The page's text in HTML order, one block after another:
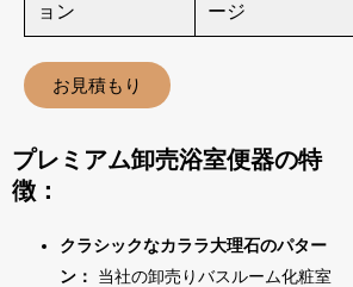
ョン
ージ
お見積もり
プレミアム卸売浴室便器の特
徴：
クラシックなカララ大理石のパター
ン：
当社の卸売りバスルーム化粧室